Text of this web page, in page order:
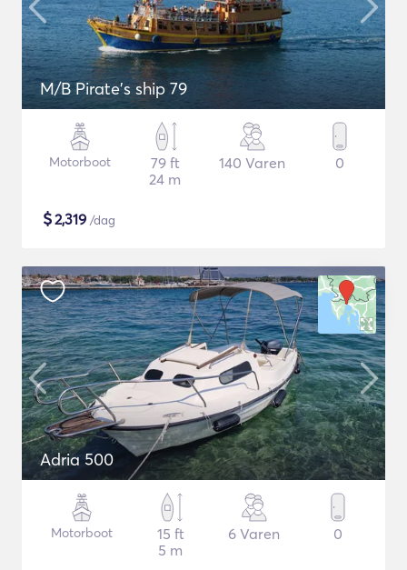
M/B Pirate's ship 79
Motorboot
79 ft
24 m
140 Varen 0
$2,319 /dag
Adria 500
Motorboot
15 ft
5 m
6 Varen 0